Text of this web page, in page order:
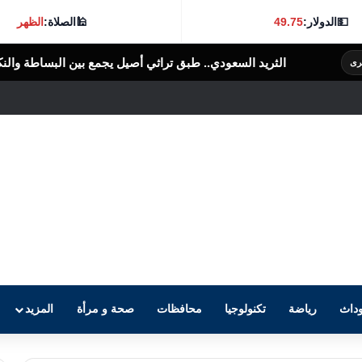
💵الدولار:49.75
🕌الصلاة:الظهر
طبق تراثي أصيل يجمع بين البساطة والنكهة الغنية الرأى العام
رياضة تكنولوجيا محافظات صحة و مرأة المزيد